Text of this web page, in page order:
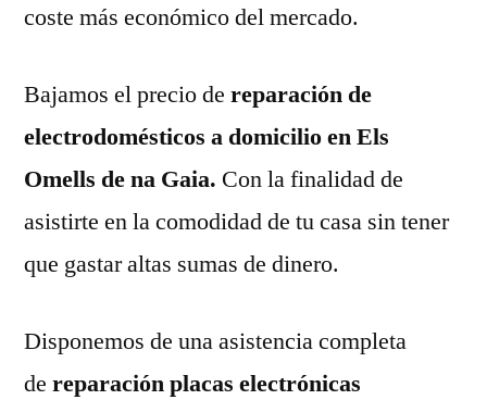
coste más económico del mercado.
Bajamos el precio de reparación de
electrodomésticos a domicilio en Els
Omells de na Gaia. Con la finalidad de
asistirte en la comodidad de tu casa sin tener
que gastar altas sumas de dinero.
Disponemos de una asistencia completa
de reparación placas electrónicas